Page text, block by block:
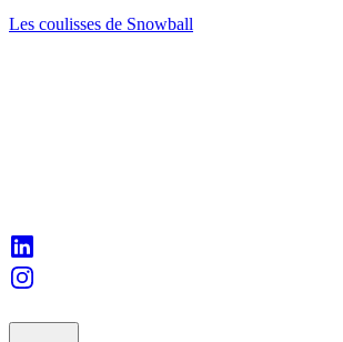
Les coulisses de Snowball